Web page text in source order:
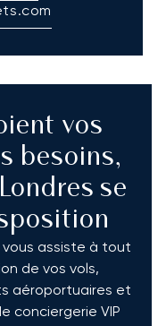
vos
besoins,
se
vous assiste à tout
de vos vols,
aéroportuaires et
conciergerie VIP